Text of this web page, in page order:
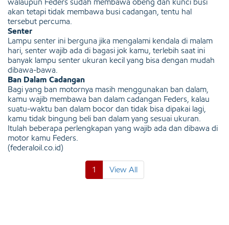
akan tetapi tidak membawa busi cadangan, tentu hal
tersebut percuma.
Senter
Lampu senter ini berguna jika mengalami kendala di malam
hari, senter wajib ada di bagasi jok kamu, terlebih saat ini
banyak lampu senter ukuran kecil yang bisa dengan mudah
dibawa-bawa.
Ban Dalam Cadangan
Bagi yang ban motornya masih menggunakan ban dalam,
kamu wajib membawa ban dalam cadangan Feders, kalau
suatu-waktu ban dalam bocor dan tidak bisa dipakai lagi,
kamu tidak bingung beli ban dalam yang sesuai ukuran.
Itulah beberapa perlengkapan yang wajib ada dan dibawa di
motor kamu Feders.
(federaloil.co.id)
1 View All